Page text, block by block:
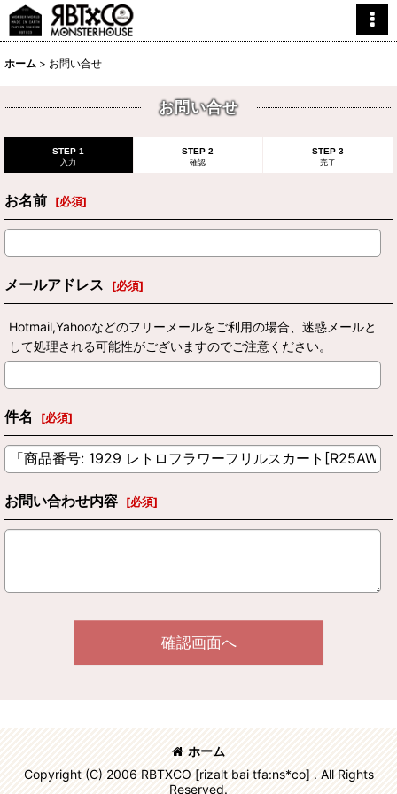
ホーム > お問い合せ
お問い合せ
STEP 1
入力
STEP 2
確認
STEP 3
完了
お名前 [必須]
メールアドレス [必須]
Hotmail,Yahooなどのフリーメールをご利用の場合、迷惑メールと
して処理される可能性がございますのでご注意ください。
件名 [必須]
お問い合わせ内容 [必須]
確認画面へ
ホーム
Copyright (C) 2006 RBTXCO [rizalt bai tfa:ns*co] . All Rights
Reserved.